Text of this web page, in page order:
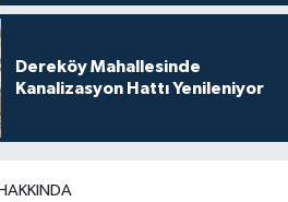
Dereköy Mahallesinde
Kanalizasyon Hattı Yenileniyor